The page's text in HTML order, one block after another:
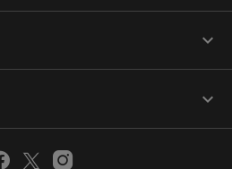
keyboard_arrow_down
